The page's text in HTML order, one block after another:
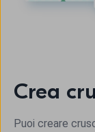
Crea
Puoi creare